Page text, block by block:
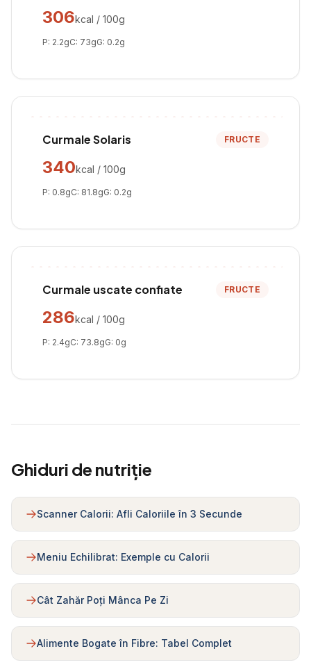
306kcal / 100g
P: 2.2gC: 73gG: 0.2g
Curmale Solaris FRUCTE
340kcal / 100g
P: 0.8gC: 81.8gG: 0.2g
Curmale uscate confiate FRUCTE
286kcal / 100g
P: 2.4gC: 73.8gG: 0g
Ghiduri de nutriție
Scanner Calorii: Afli Caloriile în 3 Secunde
Meniu Echilibrat: Exemple cu Calorii
Cât Zahăr Poți Mânca Pe Zi
Alimente Bogate în Fibre: Tabel Complet